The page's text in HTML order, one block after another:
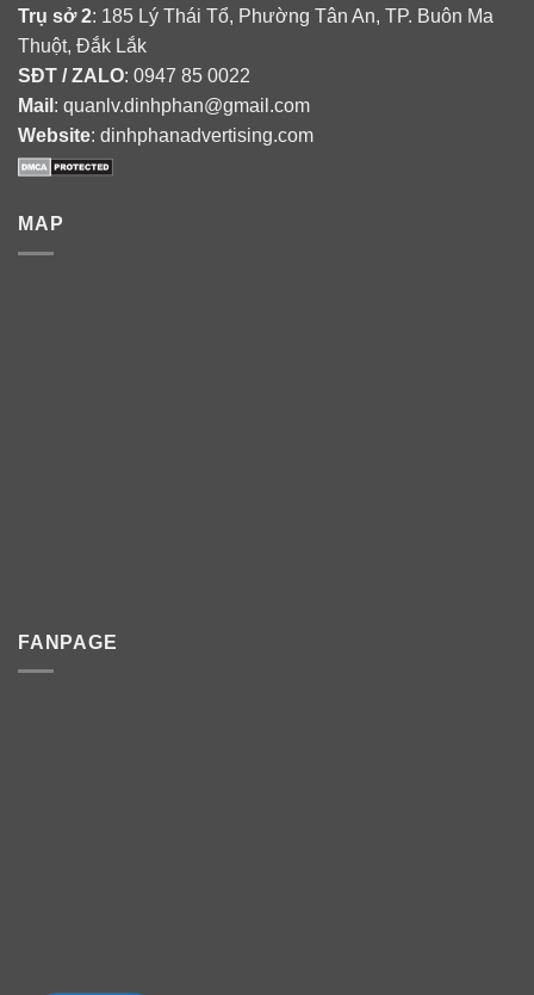
Trụ sở 2: 185 Lý Thái Tổ, Phường Tân An, TP. Buôn Ma
Thuột, Đắk Lắk
SĐT / ZALO: 0947 85 0022
Mail : quanlv.dinhphan@gmail.com
Website: dinhphanadvertising.com
MAP
FANPAGE